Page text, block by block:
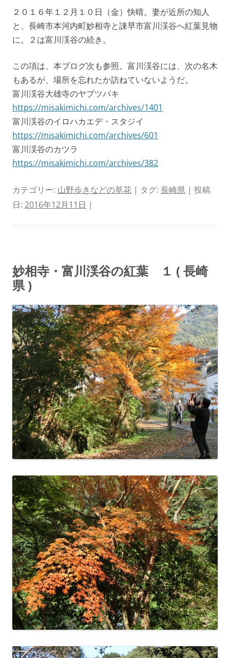
２０１６年１２月１０日（金）快晴。妻が近所の知人
と、長崎市本河内町妙相寺と諌早市富川渓谷へ紅葉見物
に。２は富川渓谷の続き。
この項は、本ブログ次も参照。富川渓谷には、次の名木
もあるが、場所を忘れたか訪ねていないようだ。
富川渓谷大雄寺のヤブツバキ
https://misakimichi.com/archives/1401
富川渓谷のイロハカエデ・スタジイ
https://misakimichi.com/archives/601
富川渓谷のカツラ
https://misakimichi.com/archives/382
カテゴリー: 山野歩きなどの草花 | タグ: 長崎県 | 投稿
日: 2016年12月11日 |
妙相寺・富川渓谷の紅葉 １ ( 長崎
県 )